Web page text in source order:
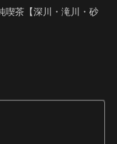
喫茶【深川・滝川・砂